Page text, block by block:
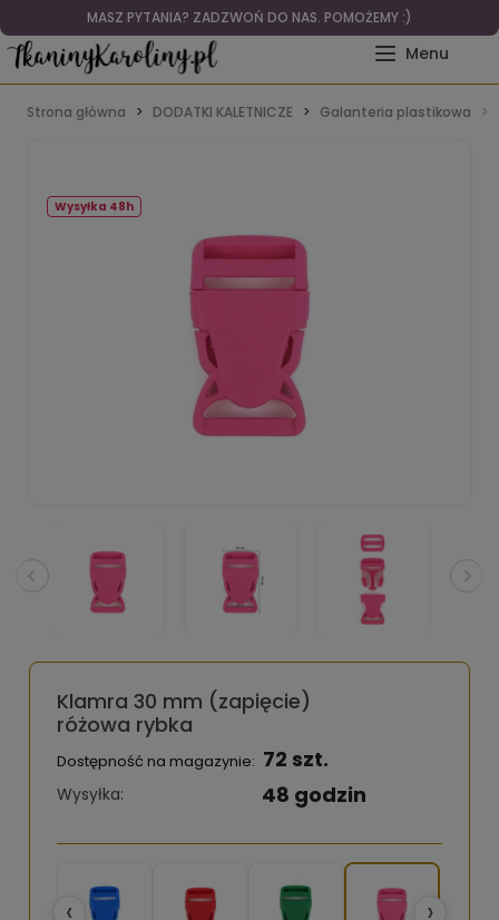
MASZ PYTANIA? ZADZWOŃ DO NAS. POMOŻEMY :)
Strona główna DODATKI KALETNICZE Galanteria plastikowa
Wysyłka 48h
Klamra 30 mm (zapięcie)
różowa rybka
Dostępność na magazynie: 72 szt.
Wysyłka: 48 godzin
‹ ›